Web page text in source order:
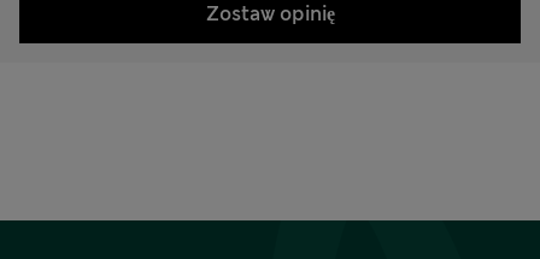
Zostaw opinię